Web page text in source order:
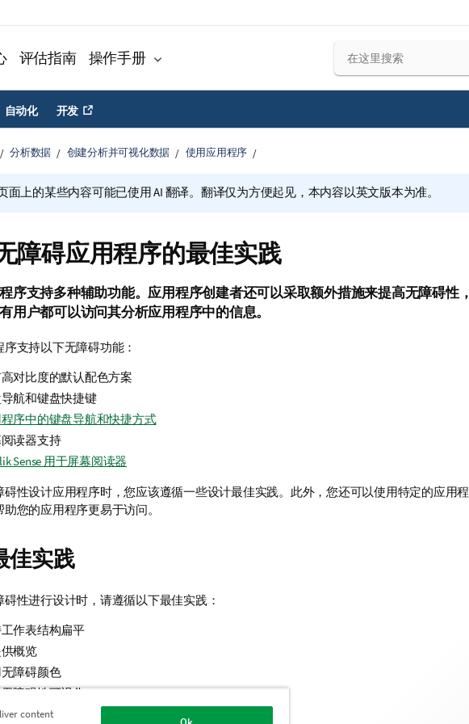
评估指南 操作手册
自动化 开发
分析数据 创建分析并可视化数据 使用应用程序
面上的某些内容可能已使用 AI 翻译。翻译仅为方便起见，本内容以英文版本为准。
障碍应用程序的最佳实践
序支持多种辅助功能。应用程序创建者还可以采取额外措施来提高无障碍性，
用户都可以访问其分析应用程序中的信息。
支持以下无障碍功能：
对比度的默认配色方案
航和键盘快捷键
序中的键盘导航和快捷方式
读器支持
Sense 用于屏幕阅读器
碍性设计应用程序时，您应该遵循一些设计最佳实践。此外，您还可以使用特定的应用程
您的应用程序更易于访问。
佳实践
性进行设计时，请遵循以下最佳实践：
作表结构扁平
概览
障碍颜色
障碍性可视化
事叙述
content